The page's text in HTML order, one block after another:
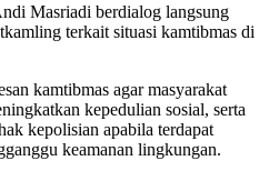
Masriadi berdialog langsung
terkait situasi kamtibmas di
kamtibmas agar masyarakat
kepedulian sosial, serta
kepolisian apabila terdapat
keamanan lingkungan.